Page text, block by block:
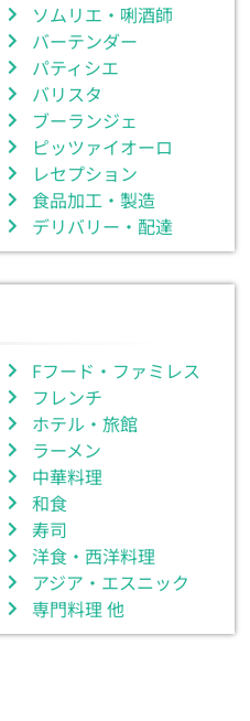
ソムリエ・唎酒師
バーテンダー
パティシエ
バリスタ
ブーランジェ
ピッツァイオーロ
レセプション
食品加工・製造
デリバリー・配達
Fフード・ファミレス
フレンチ
ホテル・旅館
ラーメン
中華料理
和食
寿司
洋食・西洋料理
アジア・エスニック
専門料理 他